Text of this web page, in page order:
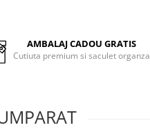
AMBALAJ CADOU GRATIS
Cutiuta premium si saculet organza